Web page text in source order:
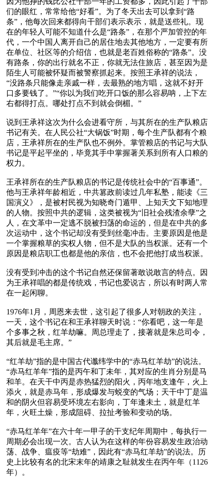
们的眼红，常常给他“好看”。为了冬天出去可以拿到“路
条”，他每次回来都得向干部们表示表示，就是送些礼。现
在的年轻人可能不知道什么是“路条”，在那个严加管控的年
代，一个中国人离开自己的居住地去其他地方，一定要有所
在单位、社区等的介绍信，也就是老百姓俗称的“路条”。没
有路条，你的出行就名不正，你就无法住旅店，甚至因为是
陌生人可能被怀疑而被警察抓起来。按照王承祥的说法，
“没路条只能像走亲戚一样，去最熟的地方唱，这就不好开
口多要钱了。”“你以为我们吃开口饭的那么容易呐，上下左
右都得打点。哪处打点不到就会倒楣。”
说到王承祥这次为什么会进看守所，与其所在的生产队粮店
书记有关。在人民公社“大锅饭”时期，每个生产队都有个粮
店，王承祥所在的生产队也不例外。掌管粮店的书记与大队
书记是平起平坐的，毕竟其手中掌握著关系到所有人口粮的
权力。
王承祥所在的生产队粮店的书记是传统社会中的“百事通”。
他与王承祥年龄相近，中共篡政前读过几年私塾，能读《三
国演义》，是被村民视为知晓奇门遁甲、上知天文下知地理
的人物。按照中共的逻辑，这类被视为“旧社会残渣余孽”之
人，在文革中一定逃不脱被扫荡的命运的，但是在中共的多
次运动中，这个书记却没有受到丝毫冲击。主要原因是他是
一个掌握粮草的实权人物，但不是大队的当权派。还有一个
原因是粮店职工也都是他的亲信，也不会把他打成当权派。
没有受到冲击的这个书记自然还保留著敢说敢言的特点。因
为王承祥唱的都是传统戏，书记也爱说古，所以有时两人常
在一起闲聊。
1976年1月，周恩来去世，这引起了很多人对朝政的关注，
一天，这个书记在和王承祥聊天时说：“你看吧，这一年是
个多事之秋，红羊劫嘛。周总理走了，接著就是朱总司令，
其后就是毛主席。”
“红羊劫”指的是中国古代谶纬学中的“赤马红羊劫”的说法。
“赤马红羊年”指的是丙午和丁未年，其对应的生肖分别是马
和羊。在天干中丙是赤热猛烈的阳火，丙年地支逢午，火上
添火，就是赤马年，形成爆发与蜕变的气场；天干中丁是温
和的阴火但容易受环境左右影向，丁年逢未土，就是红羊
年，火旺土燥，形成阻碍、拉扯考验和变动的场。
“赤马红羊年”在六十年一甲子的干支纪年周期中，每执行一
周期必会出现一次。古人认为在这样的年份容易发生政治动
荡、战争、瘟疫等“劫难”，因此有“赤马红羊劫”的说法。历
史上比较有名的北宋末年的靖康之耻就发生在丙午年（1126
年）。